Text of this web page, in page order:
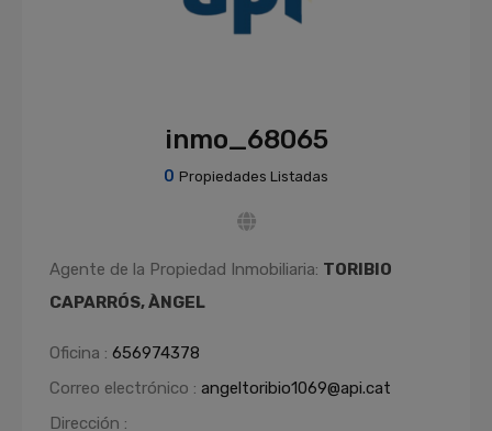
inmo_68065
0 Propiedades Listadas
Agente de la Propiedad Inmobiliaria: TORIBIO
CAPARRÓS, ÀNGEL
Oficina : 656974378
Correo electrónico : angeltoribio1069@api.cat
Dirección :